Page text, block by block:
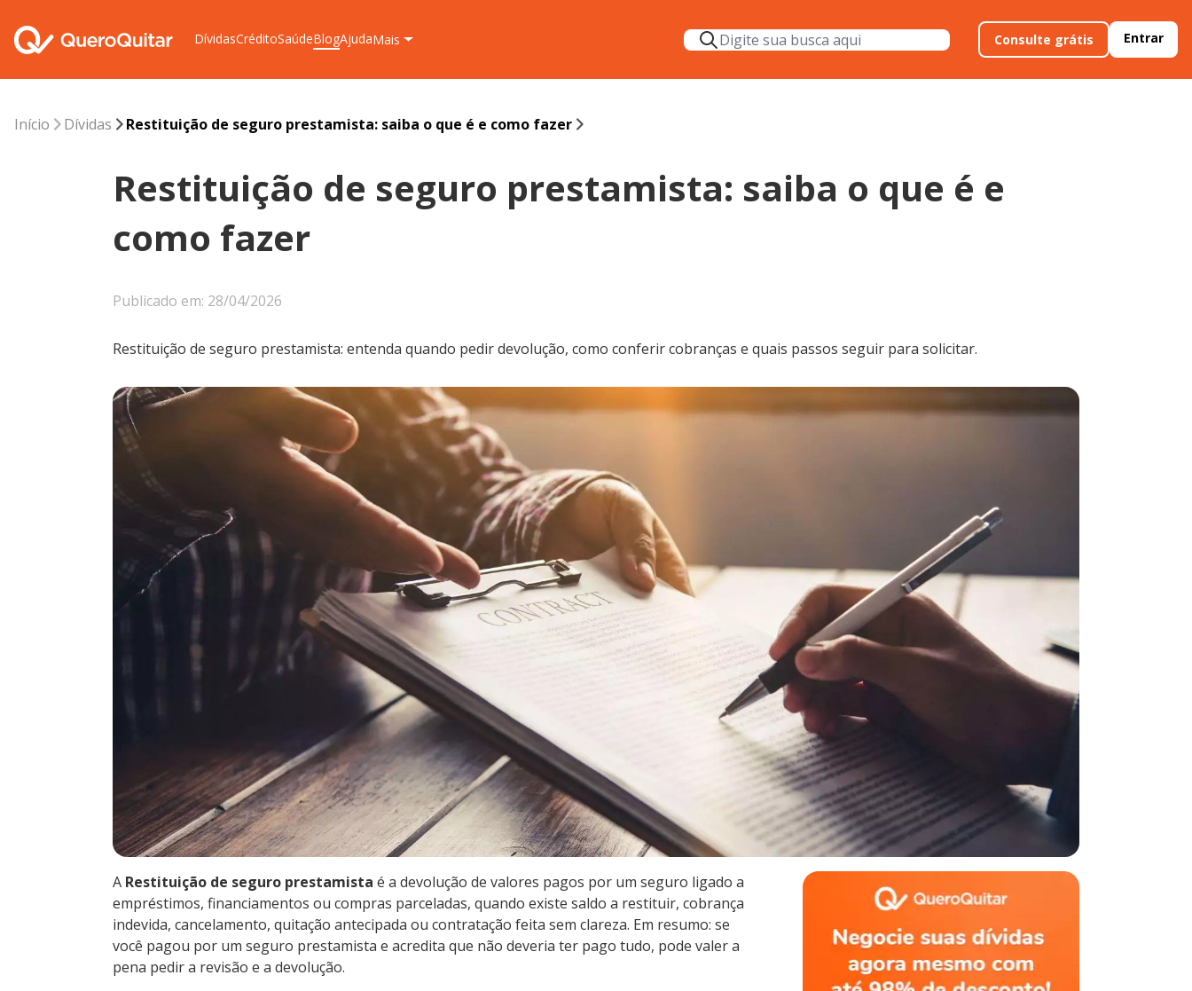
DívidasCréditoSaúdeBlogAjudaMais Consulte grátis Entrar
Início Dívidas Restituição de seguro prestamista: saiba o que é e como fazer
Restituição de seguro prestamista: saiba o que é e
como fazer
Publicado em: 28/04/2026
Restituição de seguro prestamista: entenda quando pedir devolução, como conferir cobranças e quais passos seguir para solicitar.
A Restituição de seguro prestamista é a devolução de valores pagos por um seguro ligado a
empréstimos, financiamentos ou compras parceladas, quando existe saldo a restituir, cobrança
indevida, cancelamento, quitação antecipada ou contratação feita sem clareza. Em resumo: se
você pagou por um seguro prestamista e acredita que não deveria ter pago tudo, pode valer a
pena pedir a revisão e a devolução.